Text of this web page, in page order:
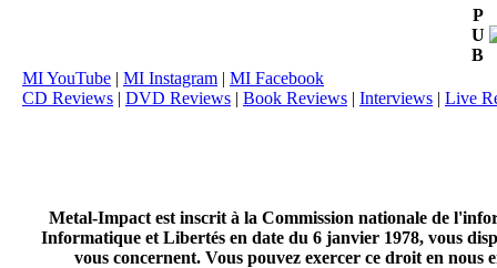
P
U
B
MI YouTube | MI Instagram | MI Facebook
CD Reviews | DVD Reviews | Book Reviews | Interviews | Live
Metal-Impact est inscrit à la Commission nationale de
Informatique et Libertés en date du 6 janvier 1978, vous
vous concernent. Vous pouvez exercer ce droit en